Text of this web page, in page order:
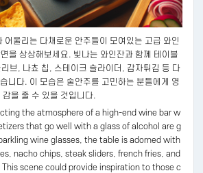
어울리는 다채로운 안주들이 모여있는 고급 와인
을 상상해보세요. 빛나는 와인잔과 함께 테이블
브, 나쵸 칩, 스테이크 슬라이더, 감자튀김 등 다
니다. 이 모습은 술안주를 고민하는 분들에게 영
감을 줄 수 있을 것입니다.
the atmosphere of a high-end wine bar w
that go well with a glass of alcohol are g
wine glasses, the table is adorned with
nacho chips, steak sliders, french fries, and
scene could provide inspiration to those c